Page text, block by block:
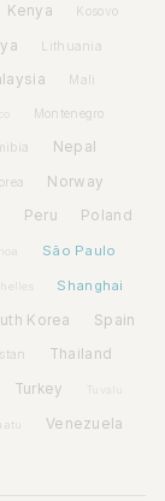
Kenya Kosovo
Lithuania
Mali
Montenegro
Nepal
Norway
Peru Poland
São Paulo
Shanghai
Korea Spain
Thailand
Turkey Tuvalu
Venezuela